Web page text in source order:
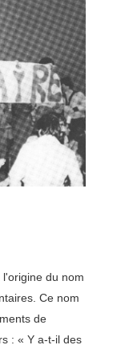
du nom
Ce nom
de
: « Y a-t-il des